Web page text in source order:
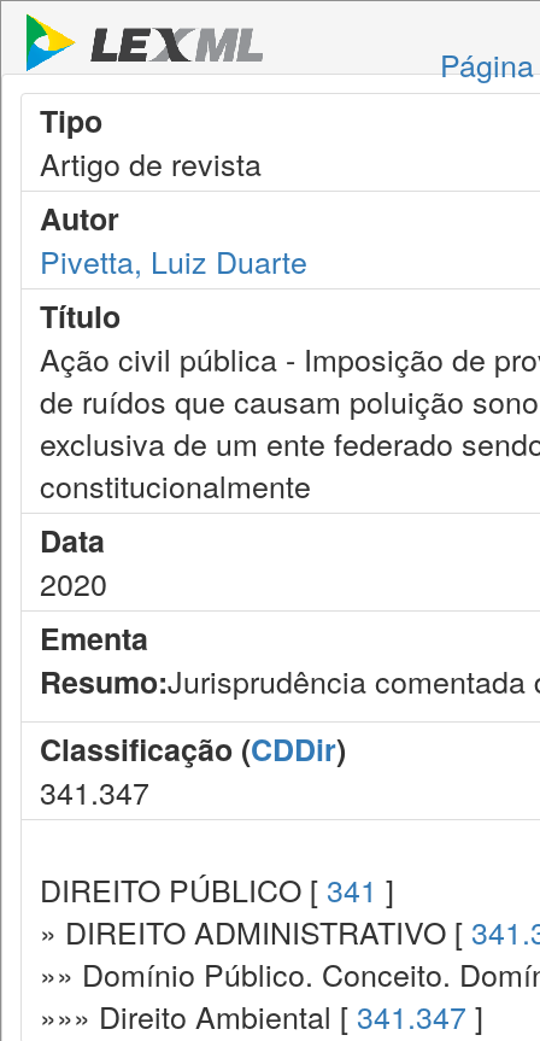
Tipo
Artigo de revista
Autor
Pivetta, Luiz Duarte
Título
Ação civil pública - Imposição de
de ruídos que causam poluição
exclusiva de um ente federado
constitucionalmente
Data
2020
Ementa
Resumo:Jurisprudência comentada
Classificação (CDDir)
341.347
DIREITO PÚBLICO [ 341 ]
» DIREITO ADMINISTRATIVO [
»» Domínio Público. Conceito.
»»» Direito Ambiental [ 341.347 ]